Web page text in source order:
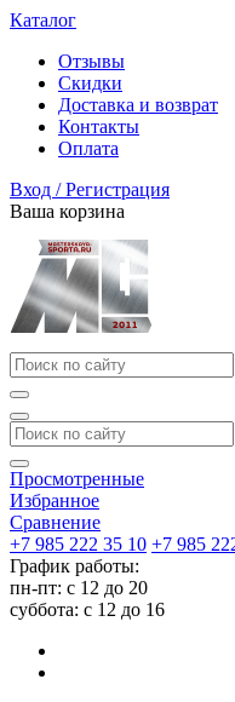
Каталог
Отзывы
Скидки
Доставка и возврат
Контакты
Оплата
Вход / Регистрация
Ваша корзина
Просмотренные
Избранное
Сравнение
+7 985 222 35 10 +7 985
График работы:
пн-пт: с 12 до 20
суббота: c 12 до 16